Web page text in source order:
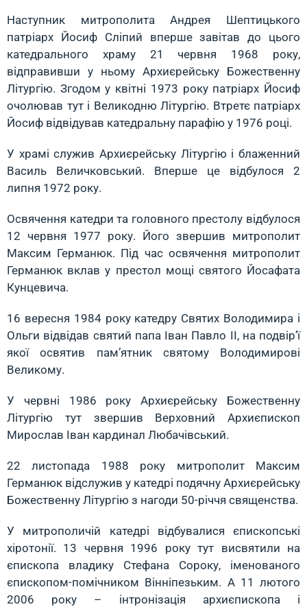
Наступник митрополита Андрея Шептицького
патріарх Йосиф Сліпий вперше завітав до цього
катедрального храму 21 червня 1968 року,
відправивши у ньому Архиєрейську Божественну
Літургію. Згодом у квітні 1973 року патріарх Йосиф
очолював тут і Великодню Літургію. Втретє патріарх
Йосиф відвідував катедральну парафію у 1976 році.
У храмі служив Архиєрейську Літургію і блаженний
Василь Величковський. Вперше це відбулося 2
липня 1972 року.
Освячення катедри та головного престолу відбулося
12 червня 1977 року. Його звершив митрополит
Максим Германюк. Під час освячення митрополит
Германюк вклав у престол мощі святого Йосафата
Кунцевича.
16 вересня 1984 року катедру Святих Володимира і
Ольги відвідав святий папа Іван Павло ІІ, на подвір’ї
якої освятив пам’ятник святому Володимирові
Великому.
У червні 1986 року Архиєрейську Божественну
Літургію тут звершив Верховний Архиєпископ
Мирослав Іван кардинал Любачівський.
22 листопада 1988 року митрополит Максим
Германюк відслужив у катедрі подячну Архиєрейську
Божественну Літургію з нагоди 50-річчя священства.
У митрополичій катедрі відбувалися єпископські
хіротонії. 13 червня 1996 року тут висвятили на
єпископа владику Стефана Сороку, іменованого
єпископом-помічником Вінніпезьким. А 11 лютого
2006 року – інтронізація архиєпископа і